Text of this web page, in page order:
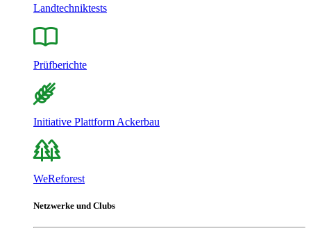
Landtechniktests
Prüfberichte
Initiative Plattform Ackerbau
WeReforest
Netzwerke und Clubs